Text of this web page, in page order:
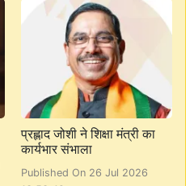
प्रह्लाद जोशी ने शिक्षा मंत्री का
कार्यभार संभाला
Published On 26 Jul 2026